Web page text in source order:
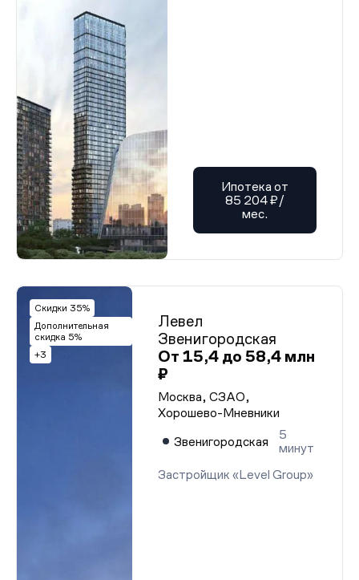
Ипотека от
85 204 ₽/
мес.
Скидки 35%
Дополнительная
скидка 5%
+3
Левел
Звенигородская
От 15,4 до 58,4 млн
₽
Москва, СЗАО,
Хорошево-Мневники
Звенигородская
5
минут
Застройщик «Level Group»